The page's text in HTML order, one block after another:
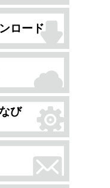
ロード
び